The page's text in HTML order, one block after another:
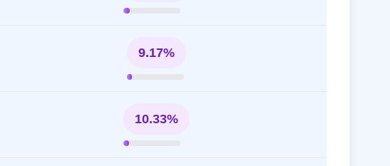
9.17%
10.33%